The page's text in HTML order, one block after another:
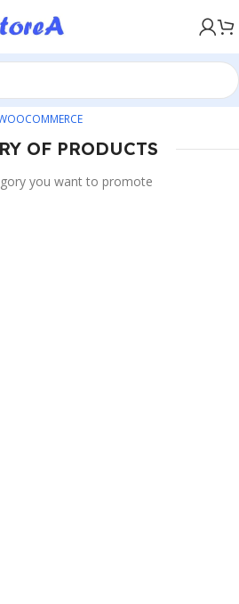
SENARE MED KLARNA
OF PRODUCTS
you want to promote